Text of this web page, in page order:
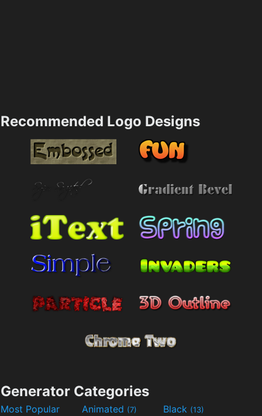
Recommended Logo Designs
Generator Categories
Most Popular Animated (7) Black (13)